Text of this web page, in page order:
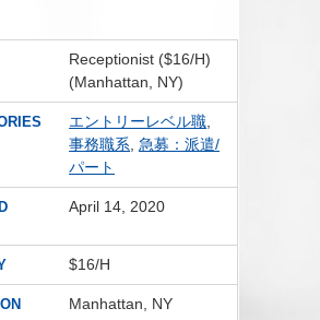
Receptionist ($16/H)
(Manhattan, NY)
エントリーレベル職
事務職系 ,急募：派遣/
パート
April 14, 2020
$16/H
Manhattan, NY